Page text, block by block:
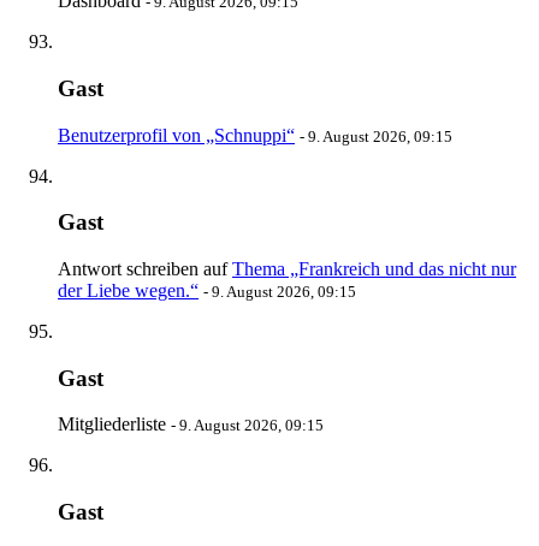
Gast
Benutzerprofil von „Schnuppi“ - 9. August 2026, 09:15
Gast
Antwort schreiben aufThema „Frankreich und das nicht nur
der Liebe wegen.“ - 9. August 2026, 09:15
Gast
Mitgliederliste - 9. August 2026, 09:15
Gast